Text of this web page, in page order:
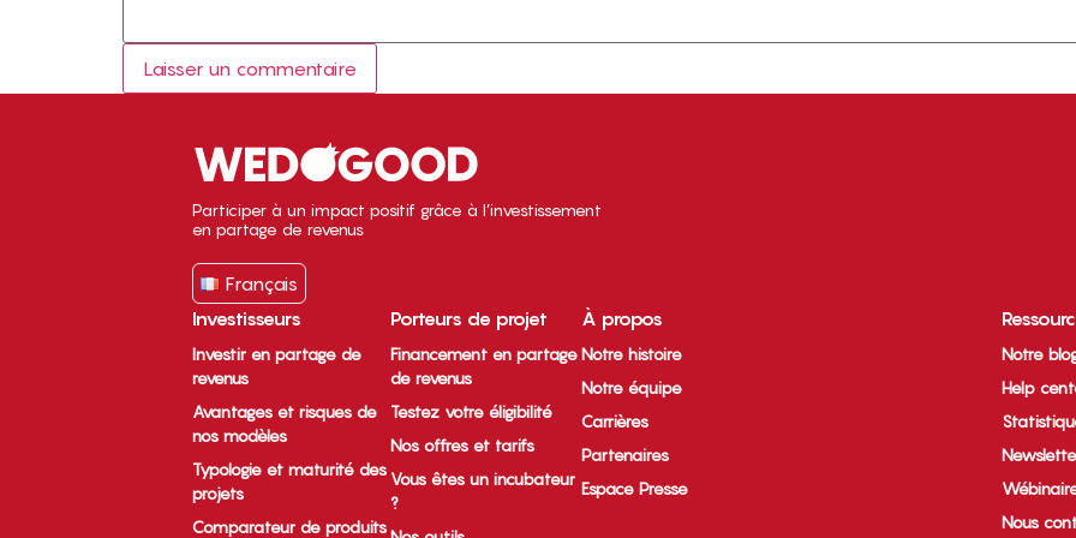
Participer à un impact positif grâce à l’investissement
en partage de revenus
Français
Investisseurs
Investir en partage de
revenus
Avantages et risques de
nos modèles
Typologie et maturité des
projets
Comparateur de produits
Porteurs de projet
Financement en partage
de revenus
Testez votre éligibilité
Nos offres et tarifs
Vous êtes un incubateur
?
À propos
Notre histoire
Notre équipe
Carrières
Partenaires
Espace Presse
Notre
Help
Nous